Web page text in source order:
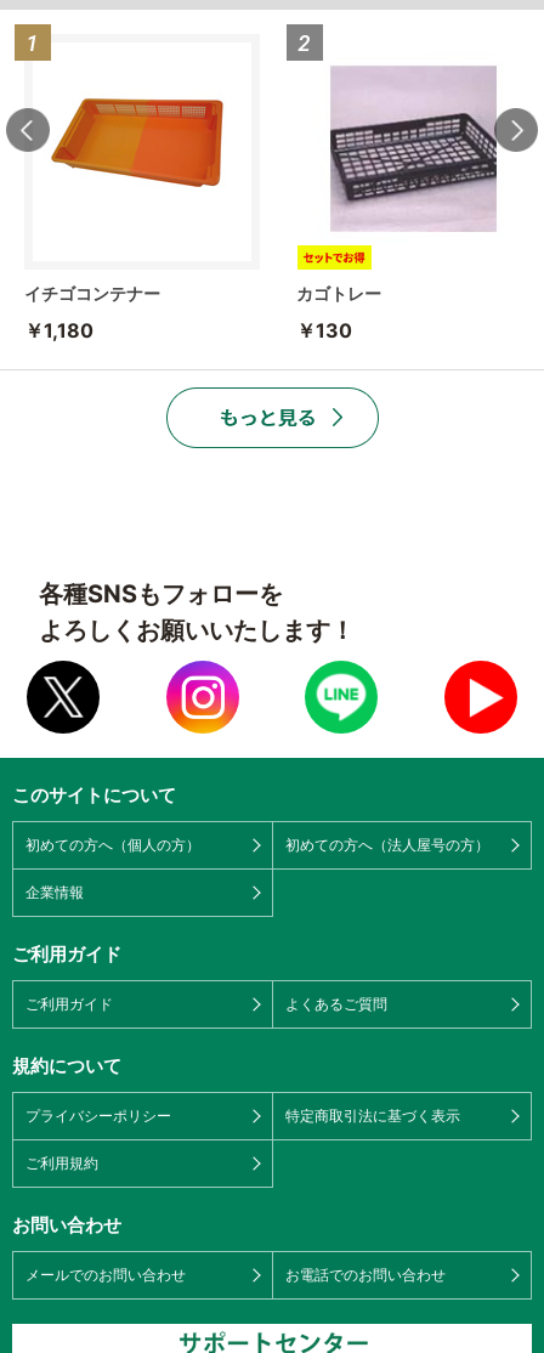
イチゴコンテナー
￥1,180
カゴトレー
￥130
各種SNSもフォローを
よろしくお願いいたします！
このサイトについて
初めての方へ（個人の方） 初めての方へ（法人屋号の方）
企業情報
ご利用ガイド
ご利用ガイド よくあるご質問
規約について
プライバシーポリシー 特定商取引法に基づく表示
ご利用規約
お問い合わせ
メールでのお問い合わせ お電話でのお問い合わせ